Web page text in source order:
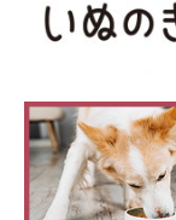
スイッチを入れる